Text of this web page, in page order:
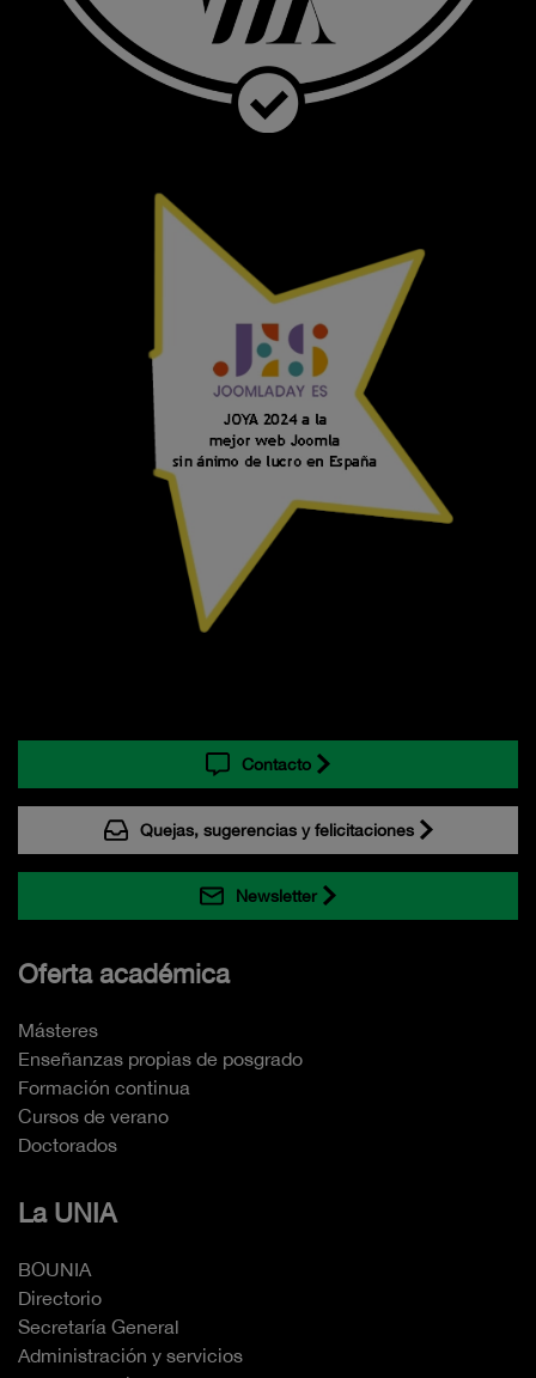
Contacto
Quejas, sugerencias y felicitaciones
Newsletter
Oferta académica
Másteres
Enseñanzas propias de posgrado
Formación continua
Cursos de verano
Doctorados
La UNIA
BOUNIA
Directorio
Secretaría General
Administración y servicios